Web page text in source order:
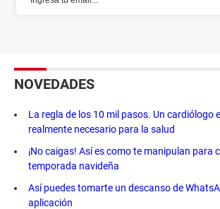
NOVEDADES
La regla de los 10 mil pasos. Un cardiólogo
realmente necesario para la salud
¡No caigas! Así es como te manipulan para
temporada navideña
Así puedes tomarte un descanso de
aplicación